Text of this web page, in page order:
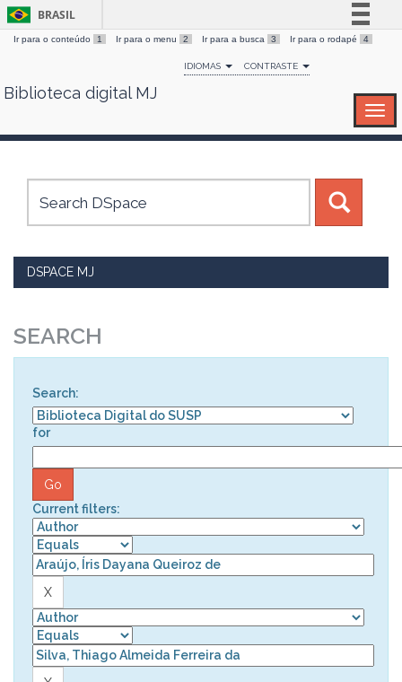
Skip
BRASIL
Simplifique!
Comunica BR
Canais
Ir para o conteúdo 1 Ir para o menu 2 Ir para a busca 3 Ir para o rodapé 4
IDIOMAS CONTRASTE
Biblioteca digital MJ
DSPACE MJ
SEARCH
Search:
for
Current filters: